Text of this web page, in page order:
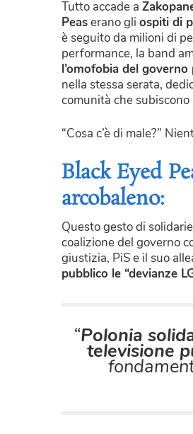
Tutto accade a
Peaserano gli ospiti di
è seguito da milioni di
performance, la band
l’omofobia del
nella stessa serata,
comunità che subiscono
“Cosa c’è di male?”
Black Eyed
arcobaleno:
Questo gesto di
coalizione del governo
giustizia, PiS e il suo
pubblico le “devianze
“Polonia
televisione